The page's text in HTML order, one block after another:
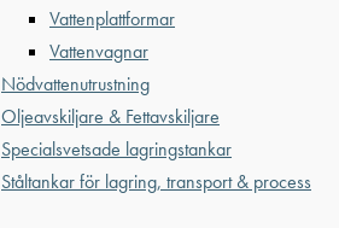
Vattenplattformar
Vattenvagnar
Nödvattenutrustning
Oljeavskiljare & Fettavskiljare
Specialsvetsade lagringstankar
Ståltankar för lagring, transport & process